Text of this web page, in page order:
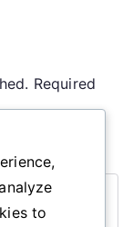
Required
to